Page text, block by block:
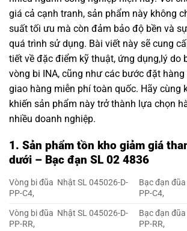
giá cả cạnh tranh, sản phẩm này không
suất tối ưu mà còn đảm bảo độ bền và
quá trình sử dụng. Bài viết này sẽ cung
tiết về đặc điểm kỹ thuật, ứng dụng,lý do
vòng bi INA, cũng như các bước đặt
giao hàng miễn phí toàn quốc. Hãy cùng
khiến sản phẩm này trở thành lựa chọn
nhiều doanh nghiệp.
1. Sản phẩm tồn kho giảm giá
dưới – Bạc đạn SL 02 4836
Vòng bi đũa Nhật SL 045026-D-
PP-C4,
Bạc đạn
PP-C4,
Vòng bi đũa Nhật SL 045026-D-
PP-RR,
Bạc đạn
PP-RR,